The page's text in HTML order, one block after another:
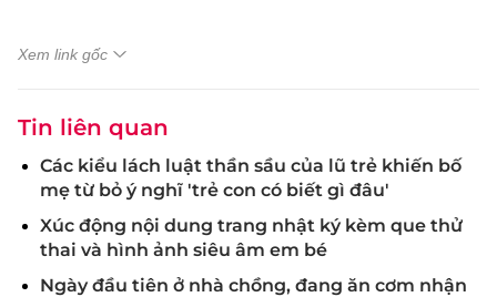
Xem link gốc
Tin liên quan
Các kiểu lách luật thần sầu của lũ trẻ khiến bố
mẹ từ bỏ ý nghĩ 'trẻ con có biết gì đâu'
Xúc động nội dung trang nhật ký kèm que thử
thai và hình ảnh siêu âm em bé
Ngày đầu tiên ở nhà chồng, đang ăn cơm nhận